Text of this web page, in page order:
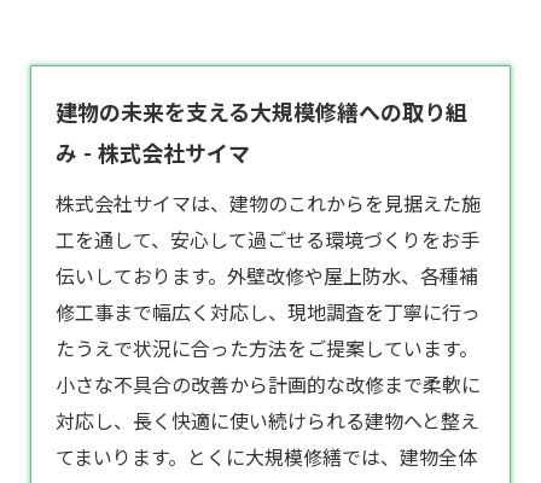
建物の未来を支える大規模修繕への取り組
み - 株式会社サイマ
株式会社サイマは、建物のこれからを見据えた施
工を通して、安心して過ごせる環境づくりをお手
伝いしております。外壁改修や屋上防水、各種補
修工事まで幅広く対応し、現地調査を丁寧に行っ
たうえで状況に合った方法をご提案しています。
小さな不具合の改善から計画的な改修まで柔軟に
対応し、長く快適に使い続けられる建物へと整え
てまいります。とくに大規模修繕では、建物全体